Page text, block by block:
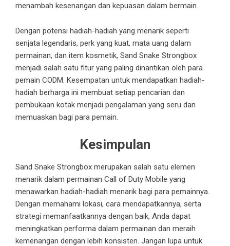
menambah kesenangan dan kepuasan dalam bermain.
Dengan potensi hadiah-hadiah yang menarik seperti
senjata legendaris, perk yang kuat, mata uang dalam
permainan, dan item kosmetik, Sand Snake Strongbox
menjadi salah satu fitur yang paling dinantikan oleh para
pemain CODM. Kesempatan untuk mendapatkan hadiah-
hadiah berharga ini membuat setiap pencarian dan
pembukaan kotak menjadi pengalaman yang seru dan
memuaskan bagi para pemain.
Kesimpulan
Sand Snake Strongbox merupakan salah satu elemen
menarik dalam permainan Call of Duty Mobile yang
menawarkan hadiah-hadiah menarik bagi para pemainnya.
Dengan memahami lokasi, cara mendapatkannya, serta
strategi memanfaatkannya dengan baik, Anda dapat
meningkatkan performa dalam permainan dan meraih
kemenangan dengan lebih konsisten. Jangan lupa untuk